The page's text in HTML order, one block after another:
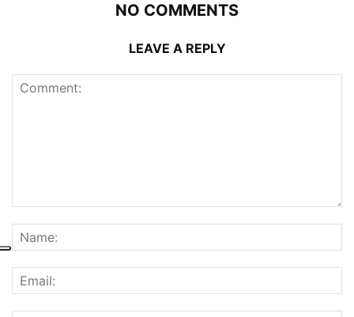
NO COMMENTS
LEAVE A REPLY